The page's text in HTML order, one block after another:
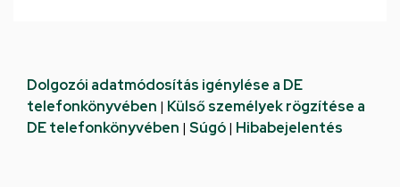
Dolgozói adatmódosítás igénylése a DE
telefonkönyvében | Külső személyek rögzítése a
DE telefonkönyvében | Súgó| Hibabejelentés